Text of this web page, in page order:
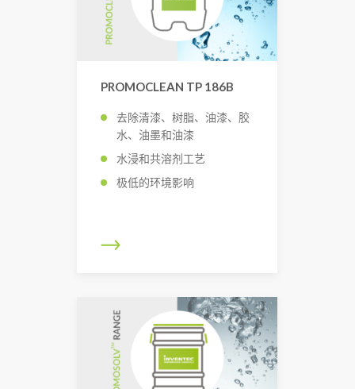
PROMOCLEAN TP 186B
去除清漆、树脂、油漆、胶
水、油墨和油漆
水浸和共溶剂工艺
极低的环境影响